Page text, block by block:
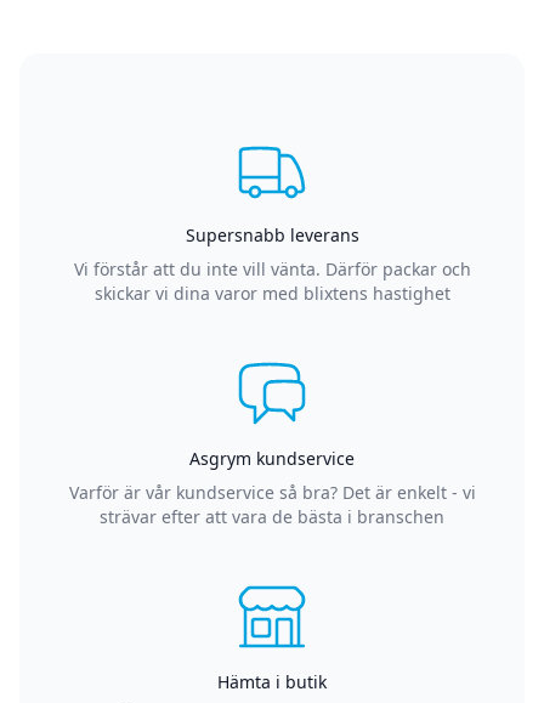
Supersnabb leverans
Vi förstår att du inte vill vänta. Därför packar och
skickar vi dina varor med blixtens hastighet
Asgrym kundservice
Varför är vår kundservice så bra? Det är enkelt - vi
strävar efter att vara de bästa i branschen
Hämta i butik